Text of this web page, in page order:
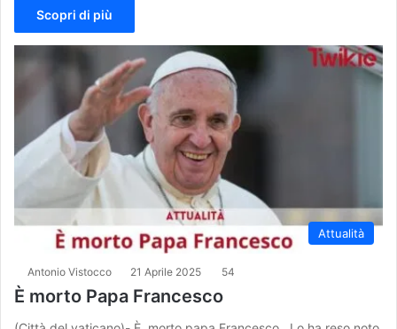
Scopri di più
Attualità
Antonio Vistocco 21 Aprile 2025 54
È morto Papa Francesco